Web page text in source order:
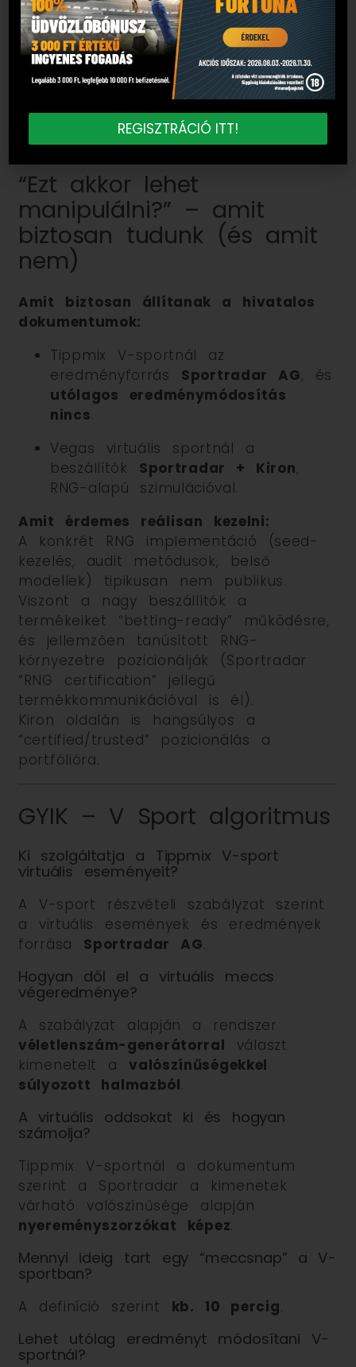
vállalat sportfogadási megoldások egyik
vezető beszállítója.
A Tippmix V-sport szabályzata
konkrétanSportradar AG
-t nevez
eredményforrást.
“Ezt akkor lehet
manipulálni?” – amit
biztosan tudunk (és amit
nem)
Amit biztosan állítanak a hivatalos
dokumentumok:
Tippmix V-sportnál az
eredményforrás Sportradar AG, és
utólagos eredménymódosítás
nincs.
Vegas virtuális sportnál a
beszállítók Sportradar + Kiron,
RNG-alapú szimulációval.
Amit érdemes reálisan kezelni:
A konkrét RNG implementáció (seed-
kezelés, audit metódusok, belső
modellek) tipikusan nem publikus.
Viszont a nagy beszállítók a
termékeiket “betting-ready” működésre,
és jellemzően tanúsított RNG-
környezetre pozicionálják (Sportradar
“RNG certification” jellegű
termékkommunikációval is él).
Kiron oldalán is hangsúlyos a
“certified/trusted” pozicionálás a
portfólióra.
GYIK – V Sport algoritmus
Ki szolgáltatja a Tippmix V-sport
virtuális eseményeit?
A V-sport részvételi szabályzat szerint
a virtuális események és eredmények
forrása Sportradar AG.
Hogyan dől el a virtuális meccs
végeredménye?
A szabályzat alapján a rendszer
véletlenszám-generátorral választ
kimenetelt avalószínűségekkel
súlyozott halmazból.
A virtuális oddsokat ki és hogyan
számolja?
Tippmix V-sportnál a dokumentum
szerint a Sportradar a kimenetek
várható valószínűsége alapján
nyereményszorzókat képez.
Mennyi ideig tart egy “meccsnap” a V-
sportban?
A definíció szerint kb. 10 percig.
Lehet utólag eredményt módosítani V-
sportnál?
REGISZTRÁCIÓ ITT!